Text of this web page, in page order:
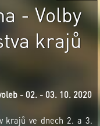
- Volby
krajů
- 02. - 03. 10. 2020
krajů ve dnech 2. a 3.